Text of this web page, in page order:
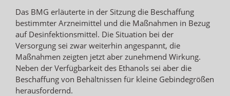
Das BMG erläuterte in der Sitzung die Beschaffung
bestimmter Arzneimittel und die Maßnahmen in Bezug
auf Desinfektionsmittel. Die Situation bei der
Versorgung sei zwar weiterhin angespannt, die
Maßnahmen zeigten jetzt aber zunehmend Wirkung.
Neben der Verfügbarkeit des Ethanols sei aber die
Beschaffung von Behältnissen für kleine Gebindegrößen
herausfordernd.